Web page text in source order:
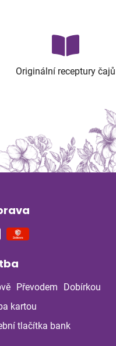
Originální receptury čajů
Převodem
Dobírkou
kartou
tlačítka bank